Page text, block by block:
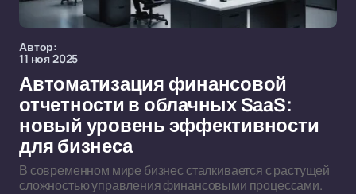
Автор:
11 ноя 2025
Автоматизация финансовой
отчетности в облачных SaaS:
новый уровень эффективности
для бизнеса
В современном мире бизнес сталкивается с растущей
сложностью управления финансовыми процессами.